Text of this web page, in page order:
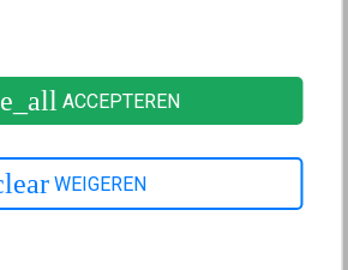
op.
toets
led
4060
Connect
6850, 6660,
Connect Connect
ACCEPTEREN
WEIGEREN